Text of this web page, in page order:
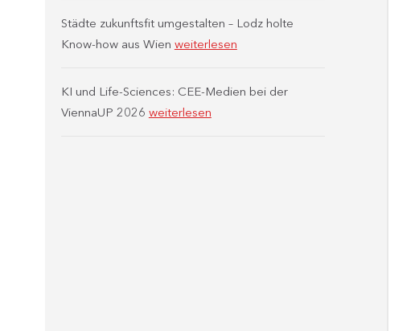
Städte zukunftsfit umgestalten – Lodz holte
Know-how aus Wien weiterlesen
KI und Life-Sciences: CEE-Medien bei der
ViennaUP 2026 weiterlesen